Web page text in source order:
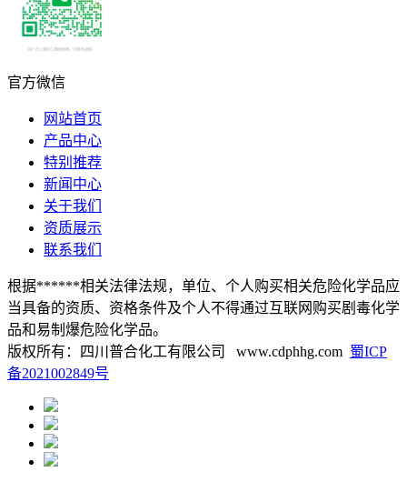
官方微信
网站首页
产品中心
特别推荐
新闻中心
关于我们
资质展示
联系我们
根据******相关法律法规，单位、个人购买相关危险化学品应
当具备的资质、资格条件及个人不得通过互联网购买剧毒化学
品和易制爆危险化学品。
版权所有：四川普合化工有限公司 www.cdphhg.com 蜀ICP
备2021002849号